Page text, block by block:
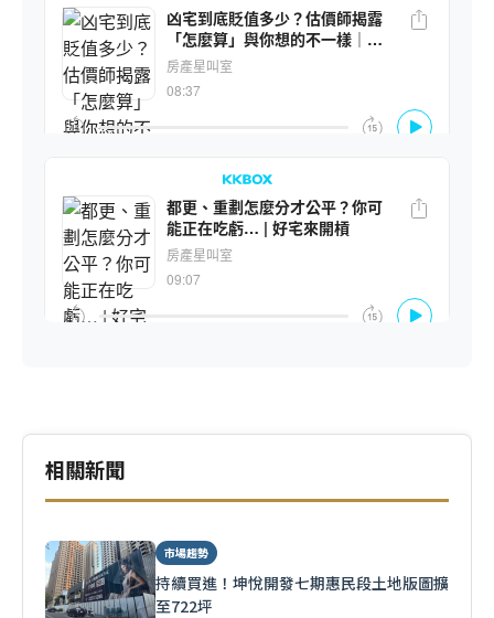
相關新聞
市場趨勢
持續買進！坤悅開發七期惠民段土地版圖擴
至722坪